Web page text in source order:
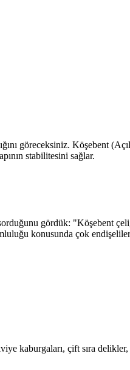
göreceksiniz. Köşebent
stabilitesini sağlar.
gördük: "Köşebent
konusunda çok
kaburgaları, çift sıra